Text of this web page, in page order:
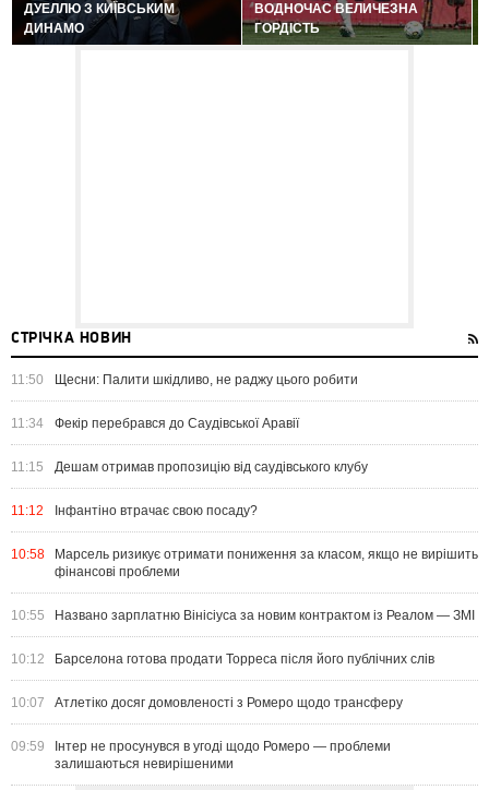
ДУЕЛЛЮ З КИЇВСЬКИМ
ДИНАМО
ВОДНОЧАС ВЕЛИЧЕЗНА
ГОРДІСТЬ
СТРІЧКА НОВИН
11:50 Щесни: Палити шкідливо, не раджу цього робити
11:34 Фекір перебрався до Саудівської Аравії
11:15 Дешам отримав пропозицію від саудівського клубу
11:12 Інфантіно втрачає свою посаду?
10:58
Марсель ризикує отримати пониження за класом, якщо не вирішить
фінансові проблеми
10:55 Названо зарплатню Вінісіуса за новим контрактом із Реалом — ЗМІ
10:12 Барселона готова продати Торреса після його публічних слів
10:07 Атлетіко досяг домовленості з Ромеро щодо трансферу
09:59
Інтер не просунувся в угоді щодо Ромеро — проблеми
залишаються невирішеними